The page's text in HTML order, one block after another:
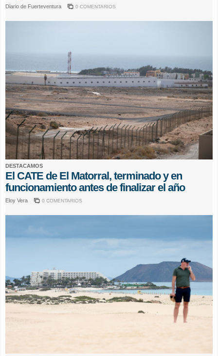
Diario de Fuerteventura 0 COMENTARIOS
DESTACAMOS
El CATE de El Matorral, terminado y en
funcionamiento antes de finalizar el año
Eloy Vera 0 COMENTARIOS